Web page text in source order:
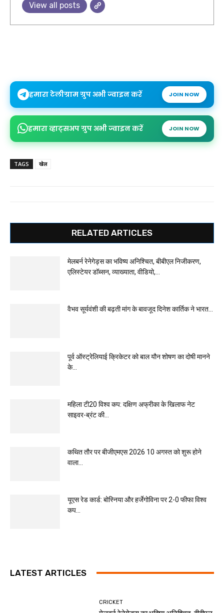
View all posts
हमारा टेलीग्राम ग्रुप अभी ज्वाइन करें JOIN NOW
हमारा व्हाट्सअप ग्रुप अभी ज्वाइन करें JOIN NOW
TAGS खेल
RELATED ARTICLES
मेलबर्न रेनेगेड्स का भविष्य अनिश्चित, बीबीएल निजीकरण,
एलिस्टेयर डॉब्सन, व्याख्याता, वीडियो,...
वैभव सूर्यवंशी की बढ़ती मांग के बावजूद दिनेश कार्तिक ने भारत...
पूर्व ऑस्ट्रेलियाई क्रिकेटर को बाल यौन शोषण का दोषी मानने
के...
महिला टी20 विश्व कप: दक्षिण अफ्रीका के खिलाफ नेट
साइवर-ब्रंट की...
कथित तौर पर बीजीएमएस 2026 10 अगस्त को शुरू होने
वाला...
यूएस रेड कार्ड: बोस्निया और हर्जेगोविना पर 2-0 फीफा विश्व
कप...
LATEST ARTICLES
CRICKET